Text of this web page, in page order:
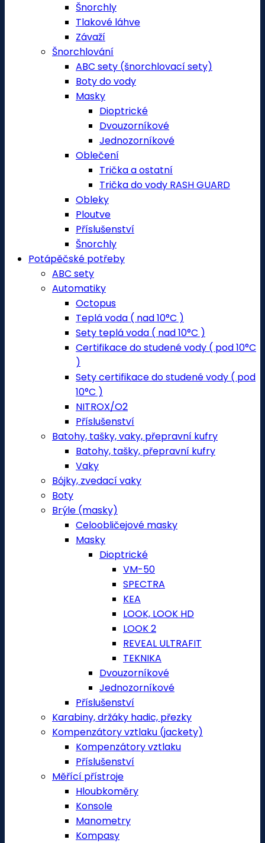
Šnorchly
Tlakové láhve
Závaží
Šnorchlování
ABC sety (šnorchlovací sety)
Boty do vody
Masky
Dioptrické
Dvouzorníkové
Jednozorníkové
Oblečení
Trička a ostatní
Trička do vody RASH GUARD
Obleky
Ploutve
Příslušenství
Šnorchly
Potápěčské potřeby
ABC sety
Automatiky
Octopus
Teplá voda ( nad 10°C )
Sety teplá voda ( nad 10°C )
Certifikace do studené vody ( pod 10°C
)
Sety certifikace do studené vody ( pod
10°C )
NITROX/O2
Příslušenství
Batohy, tašky, vaky, přepravní kufry
Batohy, tašky, přepravní kufry
Vaky
Bójky, zvedací vaky
Boty
Brýle (masky)
Celoobličejové masky
Masky
Dioptrické
VM-50
SPECTRA
KEA
LOOK, LOOK HD
LOOK 2
REVEAL ULTRAFIT
TEKNIKA
Dvouzorníkové
Jednozorníkové
Příslušenství
Karabiny, držáky hadic, přezky
Kompenzátory vztlaku (jackety)
Kompenzátory vztlaku
Příslušenství
Měřící přístroje
Hloubkoměry
Konsole
Manometry
Kompasy